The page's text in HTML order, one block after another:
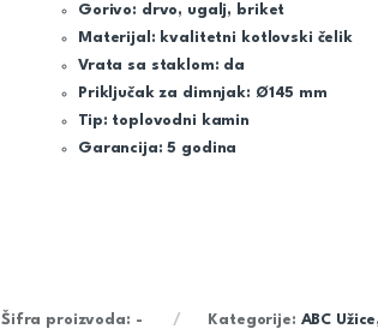
Gorivo: drvo, ugalj, briket
Materijal: kvalitetni kotlovski čelik
Vrata sa staklom: da
Priključak za dimnjak: Ø145 mm
Tip: toplovodni kamin
Garancija: 5 godina
Šifra proizvoda: - Kategorije: ABC Užice,